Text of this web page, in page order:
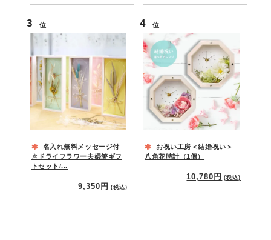
位
名入れ無料メッセージ付
きドライフラワー夫婦箸ギフ
トセット/...
9,350円 (税込)
位
お祝い工房＜結婚祝い＞
八角花時計（1個）
10,780円 (税込)